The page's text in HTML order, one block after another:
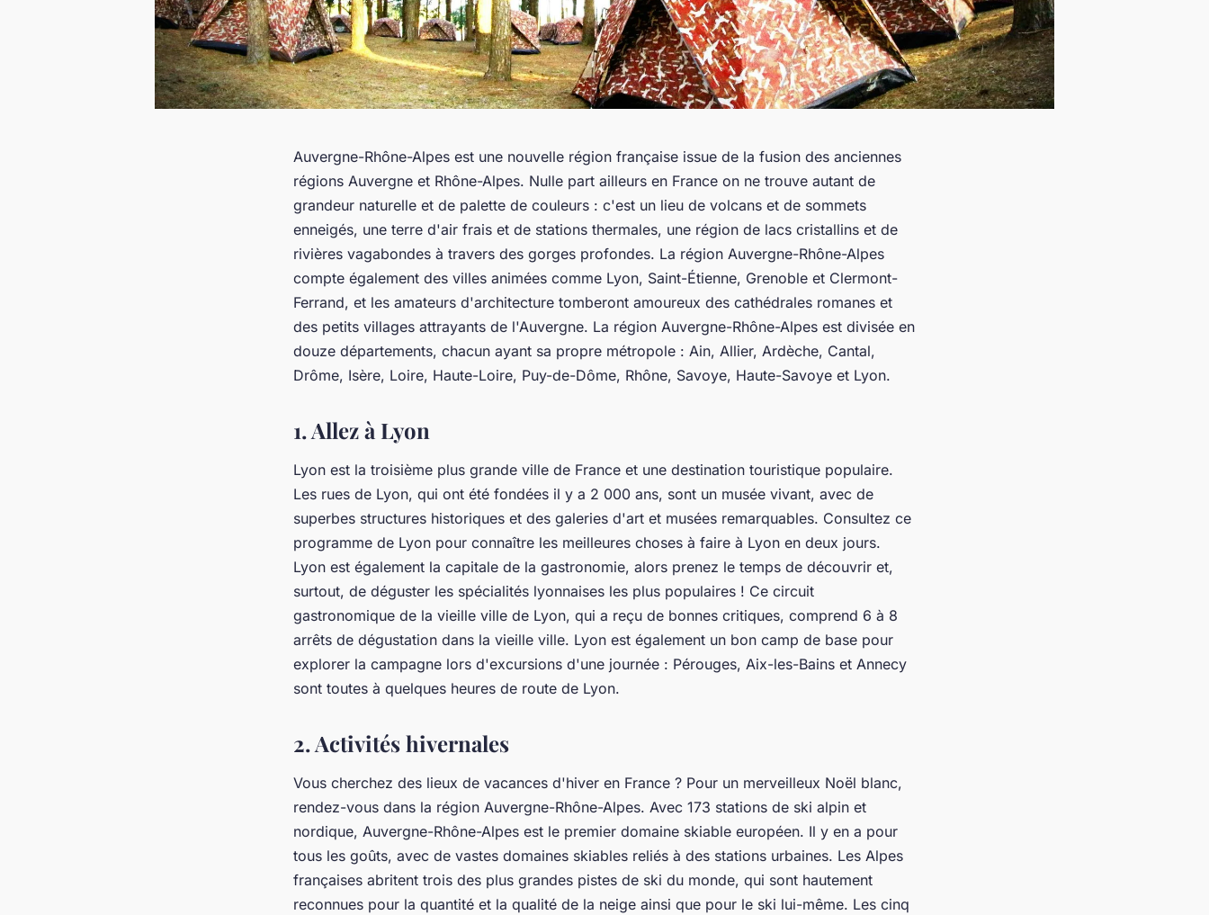
Auvergne-Rhône-Alpes est une nouvelle région française issue de la fusion des anciennes
régions Auvergne et Rhône-Alpes. Nulle part ailleurs en France on ne trouve autant de
grandeur naturelle et de palette de couleurs : c'est un lieu de volcans et de sommets
enneigés, une terre d'air frais et de stations thermales, une région de lacs cristallins et de
rivières vagabondes à travers des gorges profondes. La région Auvergne-Rhône-Alpes
compte également des villes animées comme Lyon, Saint-Étienne, Grenoble et Clermont-
Ferrand, et les amateurs d'architecture tomberont amoureux des cathédrales romanes et
des petits villages attrayants de l'Auvergne. La région Auvergne-Rhône-Alpes est divisée en
douze départements, chacun ayant sa propre métropole : Ain, Allier, Ardèche, Cantal,
Drôme, Isère, Loire, Haute-Loire, Puy-de-Dôme, Rhône, Savoye, Haute-Savoye et Lyon.
1. Allez à Lyon
Lyon est la troisième plus grande ville de France et une destination touristique populaire.
Les rues de Lyon, qui ont été fondées il y a 2 000 ans, sont un musée vivant, avec de
superbes structures historiques et des galeries d'art et musées remarquables. Consultez ce
programme de Lyon pour connaître les meilleures choses à faire à Lyon en deux jours.
Lyon est également la capitale de la gastronomie, alors prenez le temps de découvrir et,
surtout, de déguster les spécialités lyonnaises les plus populaires ! Ce circuit
gastronomique de la vieille ville de Lyon, qui a reçu de bonnes critiques, comprend 6 à 8
arrêts de dégustation dans la vieille ville. Lyon est également un bon camp de base pour
explorer la campagne lors d'excursions d'une journée : Pérouges, Aix-les-Bains et Annecy
sont toutes à quelques heures de route de Lyon.
2. Activités hivernales
Vous cherchez des lieux de vacances d'hiver en France ? Pour un merveilleux Noël blanc,
rendez-vous dans la région Auvergne-Rhône-Alpes. Avec 173 stations de ski alpin et
nordique, Auvergne-Rhône-Alpes est le premier domaine skiable européen. Il y en a pour
tous les goûts, avec de vastes domaines skiables reliés à des stations urbaines. Les Alpes
françaises abritent trois des plus grandes pistes de ski du monde, qui sont hautement
reconnues pour la quantité et la qualité de la neige ainsi que pour le ski lui-même. Les cinq